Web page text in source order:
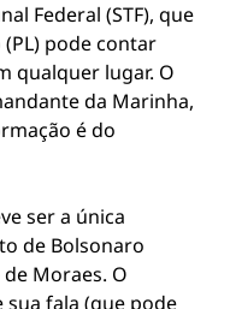
Federal (STF), que
pode contar
qualquer lugar. O
da Marinha,
é do
ser a única
de Bolsonaro
Moraes. O
fala (que pode